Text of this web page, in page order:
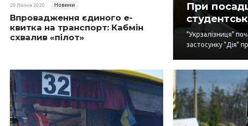
29 Липня 2020 Новини
Впровадження єдиного е-
квитка на транспорт: Кабмін
схвалив «пілот»
При
"Укрзалізниця"
застосунку "Дія"